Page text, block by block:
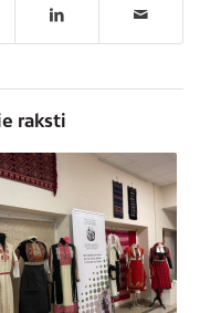
raksti